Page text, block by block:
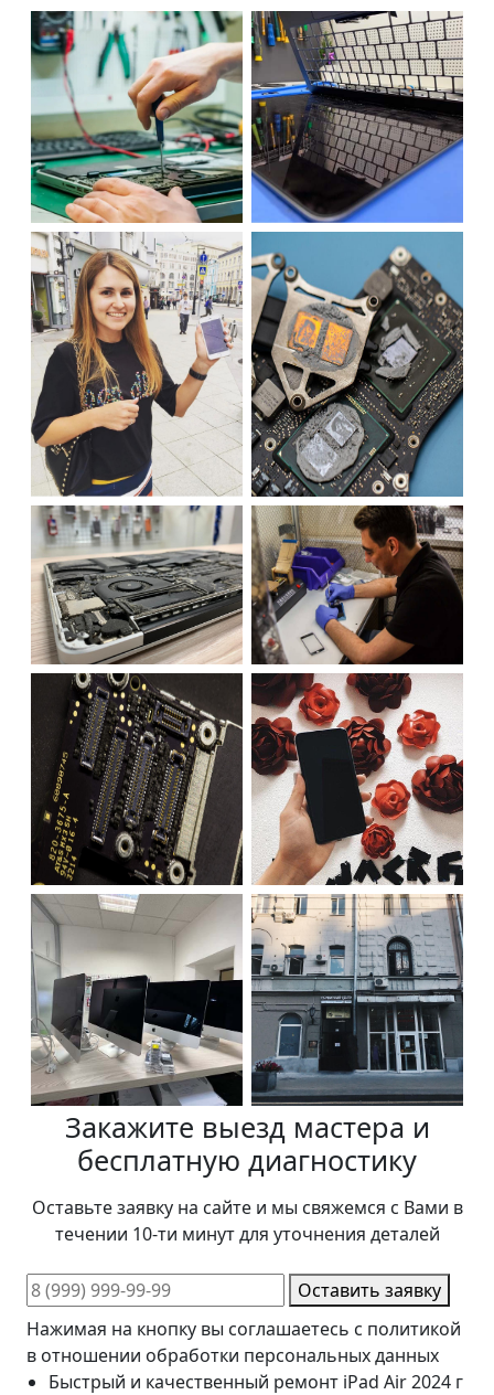
Закажите выезд мастера и
бесплатную диагностику
Оставьте заявку на сайте и мы свяжемся с Вами в
течении 10-ти минут для уточнения деталей
Оставить заявку
Нажимая на кнопку вы соглашаетесь с политикой
в отношении обработки персональных данных
Быстрый и качественный ремонт iPad Air 2024 г